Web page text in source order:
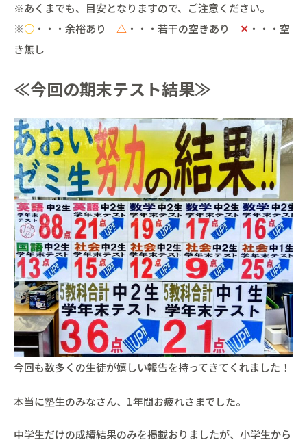
※あくまでも、目安となりますので、ご注意ください。
※○ ・・・余裕あり △ ・・・若干の空きあり ✕ ・・・空
き無し
≪今回の期末テスト結果≫
今回も数多くの生徒が嬉しい報告を持ってきてくれました！
本当に塾生のみなさん、1年間お疲れさまでした。
中学生だけの成績結果のみを掲載おりましたが、小学生から